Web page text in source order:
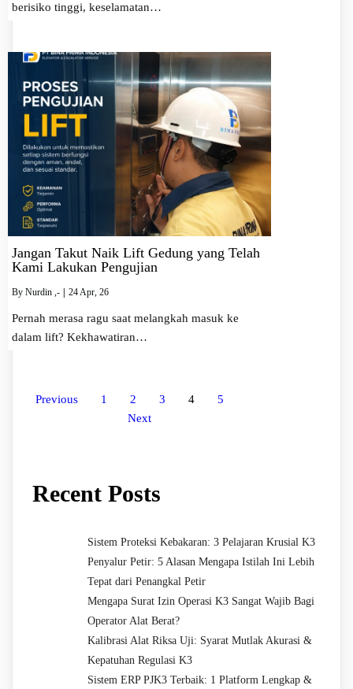
berisiko tinggi, keselamatan…
Jangan Takut Naik Lift Gedung yang Telah
Kami Lakukan Pengujian
By Nurdin ,- 24Apr, 26
Pernah merasa ragu saat melangkah masuk ke
dalam lift? Kekhawatiran…
Previous 1 2 3 4
5
Next
Recent Posts
Sistem Proteksi Kebakaran: 3 Pelajaran Krusial K3
Penyalur Petir: 5 Alasan Mengapa Istilah Ini Lebih
Tepat dari Penangkal Petir
Mengapa Surat Izin Operasi K3 Sangat Wajib Bagi
Operator Alat Berat?
Kalibrasi Alat Riksa Uji: Syarat Mutlak Akurasi &
Kepatuhan Regulasi K3
Sistem ERP PJK3 Terbaik: 1 Platform Lengkap &